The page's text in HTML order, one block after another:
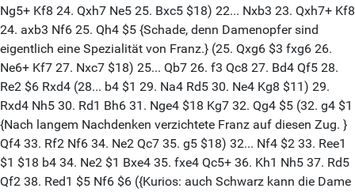
Ng5+ Kf8 24. Qxh7 Ne5 25. Bxc5 $18) 22... Nxb3 23. Qxh7+ Kf8
24. axb3 Nf6 25. Qh4 $5 {Schade, denn Damenopfer sind
eigentlich eine Spezialität von Franz.} (25. Qxg6 $3 fxg6 26.
Ne6+ Kf7 27. Nxc7 $18) 25... Qb7 26. f3 Qc8 27. Bd4 Qf5 28.
Re2 $6 Rxd4 (28... b4 $1 29. Na4 Rd5 30. Ne4 Kg8 $11) 29.
Rxd4 Nh5 30. Rd1 Bh6 31. Nge4 $18 Kg7 32. Qg4 $5 (32. g4 $1
{Nach langem Nachdenken verzichtete Franz auf diesen Zug. }
Qf4 33. Rf2 Nf6 34. Ne2 Qc7 35. g5 $18) 32... Nf4 $2 33. Ree1
$1 $18 b4 34. Ne2 $1 Bxe4 35. fxe4 Qc5+ 36. Kh1 Nh5 37. Rd5
Qf2 38. Red1 $5 Nf6 $6 ({Kurios: auch Schwarz kann die Dame